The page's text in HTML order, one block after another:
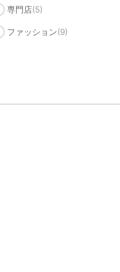
専門店(5)
ファッション(9)